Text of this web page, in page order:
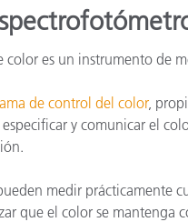
es un instrumento de
de control del color,
y comunicar el
medir prácticamente
que el color se mantenga